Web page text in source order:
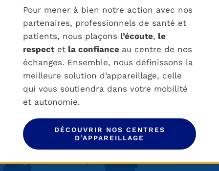
Pour mener à bien notre action avec nos
partenaires, professionnels de santé et
patients, nous plaçons l’écoute, le
respectetla confiance au centre de nos
échanges. Ensemble, nous définissons la
meilleure solution d’appareillage, celle
qui vous soutiendra dans votre mobilité
et autonomie.
DÉCOUVRIR NOS CENTRES
D’APPAREILLAGE